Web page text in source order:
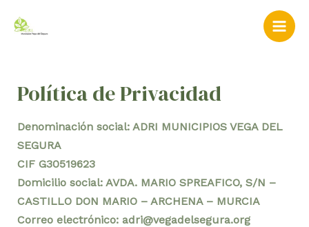
Main
Política de Privacidad
Denominación social: ADRI MUNICIPIOS VEGA DEL
SEGURA
CIF G30519623
Domicilio social: AVDA. MARIO SPREAFICO, S/N –
CASTILLO DON MARIO – ARCHENA – MURCIA
Correo electrónico: adri@vegadelsegura.org